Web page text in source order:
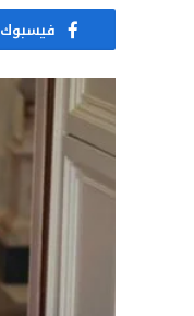
فيسبوك